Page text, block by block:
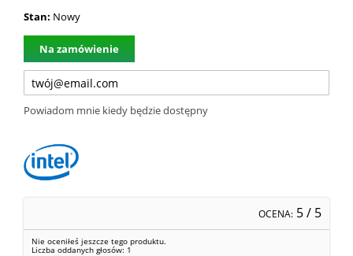
Stan: Nowy
Na zamówienie
Powiadom mnie kiedy będzie dostępny
OCENA: 5/ 5
Nie oceniłeś jeszcze tego produktu.
Liczba oddanych głosów: 1